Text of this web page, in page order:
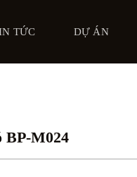
TỨC DỰ ÁN
BP-M024